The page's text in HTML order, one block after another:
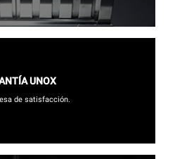
UNOX
de satisfacción.